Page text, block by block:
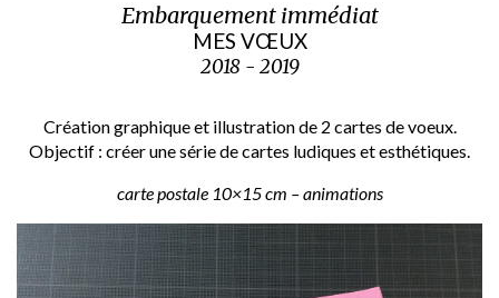
Embarquement immédiat
MES VŒUX
2018 - 2019
Création graphique et illustration de 2 cartes de voeux.
Objectif : créer une série de cartes ludiques et esthétiques.
carte postale 10×15 cm – animations